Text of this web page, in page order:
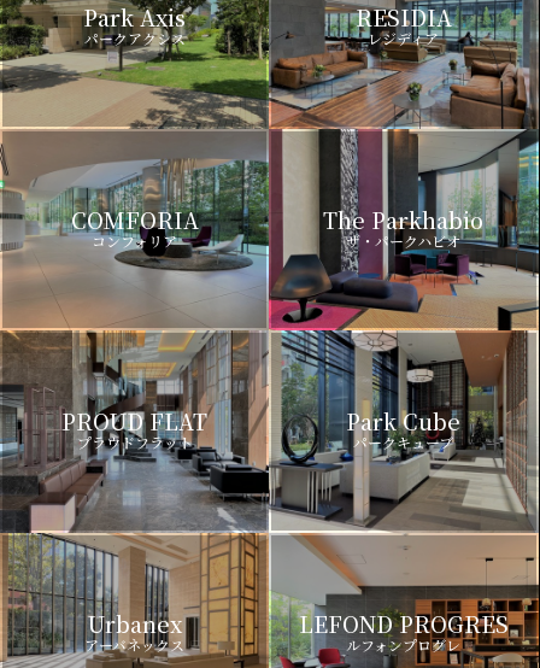
Park Axis
パークアクシス
RESIDIA
レジディア
COMFORIA
コンフォリア
The Parkhabio
ザ・パークハビオ
PROUD FLAT
プラウドフラット
Park Cube
パークキューブ
Urbanex
アーバネックス
LEFOND PROGRES
ルフォンプログレ